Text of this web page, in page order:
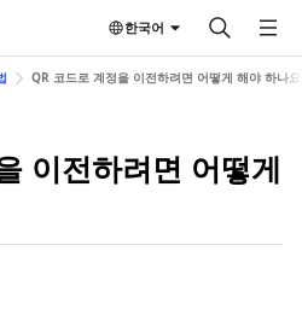
한국어
QR 코드로 계정을 이전하려면 어떻게 해야 하나
이전하려면 어떻게